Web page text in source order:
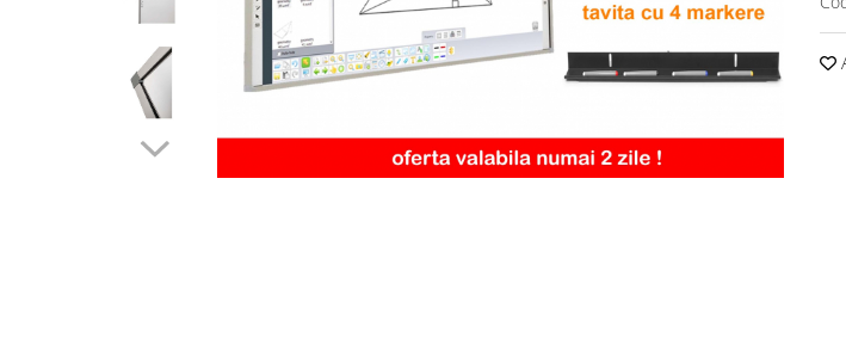
Camere Documente
Videoproiectoare si Accesorii
Videoproiectoare
Videoconferinta si Colaborare